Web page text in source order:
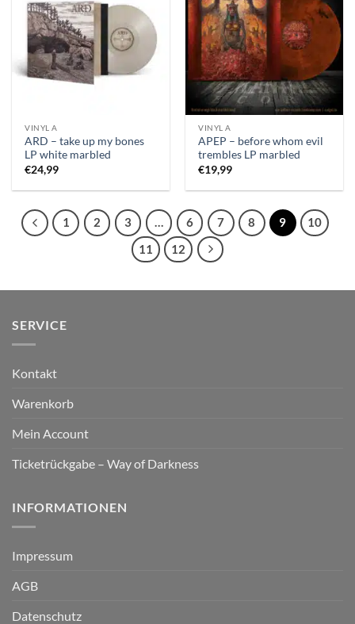
VINYL A
ARD – take up my bones
LP white marbled
€24,99
VINYL A
APEP – before whom evil
trembles LP marbled
€19,99
1 2 3 … 6 7 8 9
10
11
12
SERVICE
Kontakt
Warenkorb
Mein Account
Ticketrückgabe – Way of Darkness
INFORMATIONEN
Impressum
AGB
Datenschutz